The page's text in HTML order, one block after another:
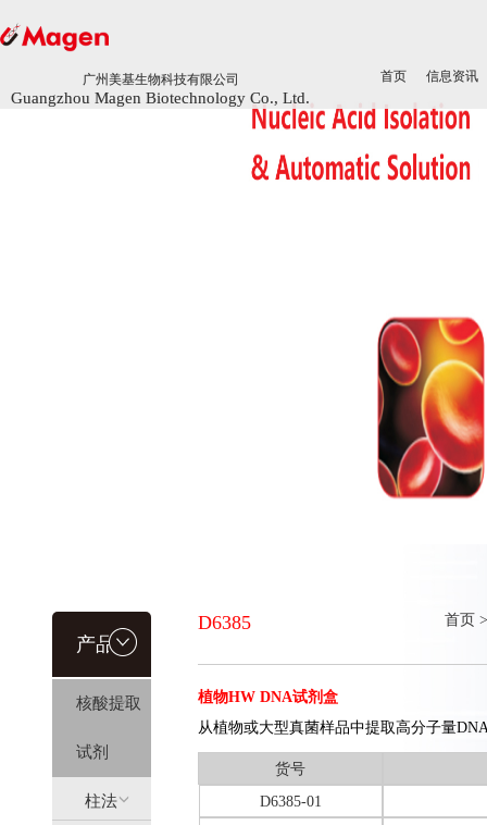
广州美基生物科技有限公司
Guangzhou Magen Biotechnology Co., Ltd.
首页 信息资讯
广州美基生物科技有限公司
Guangzhou Magen Biotechnology Co., Ltd.
首页 信息资讯
产品信
息
核酸提取
试剂
柱法
D6385 首页 >
植物HW DNA试剂盒
从植物或大型真菌样品中提取高分子量
货号
D6385-01